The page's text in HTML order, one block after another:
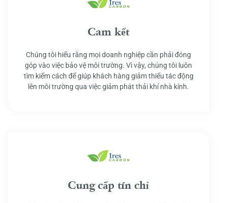
Cam kết
Chúng tôi hiểu rằng mọi doanh nghiệp cần phải đóng
góp vào việc bảo vệ môi trường. Vì vậy, chúng tôi luôn
tìm kiếm cách để giúp khách hàng giảm thiểu tác động
lên môi trường qua việc giảm phát thải khí nhà kính.
Cung cấp tín chỉ